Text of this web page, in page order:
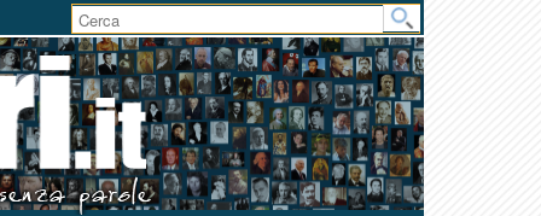
User
area